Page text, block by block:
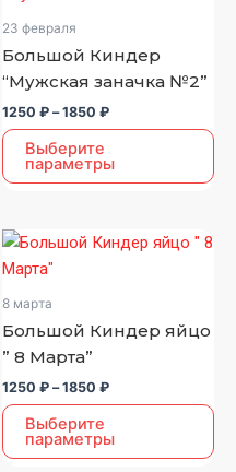
23 февраля
Большой Киндер
“Мужская заначка №2”
1250 ₽ – 1850 ₽
Выберите
параметры
несколько
вариаций.
Опции
можно
выбрать
8 марта
Большой Киндер яйцо
” 8 Марта”
1250 ₽ – 1850 ₽
Диапазон
цен:
Выберите
параметры
Этот
товар
несколько
вариаций.
Опции
можно
выбрать